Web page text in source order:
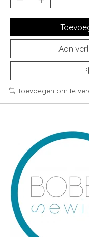
Aan
Toevoegen om te